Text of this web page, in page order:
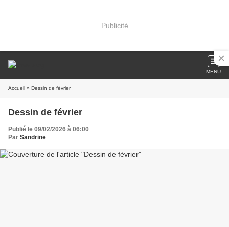
Publicité
MENU
Accueil » Dessin de février
Dessin de février
Publié le 09/02/2026 à 06:00
Par Sandrine